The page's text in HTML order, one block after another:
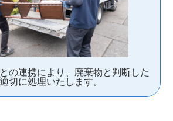
の連携により、廃棄物と判断した
切に処理いたします。